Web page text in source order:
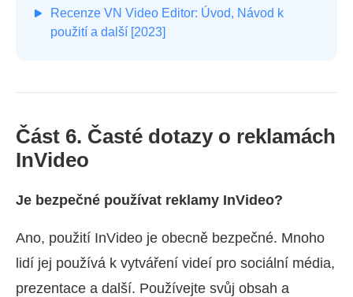
Recenze VN Video Editor: Úvod, Návod k
použití a další [2023]
Část 6. Časté dotazy o reklamách
InVideo
Je bezpečné používat reklamy InVideo?
Ano, použití InVideo je obecně bezpečné. Mnoho
lidí jej používá k vytváření videí pro sociální média,
prezentace a další. Používejte svůj obsah a